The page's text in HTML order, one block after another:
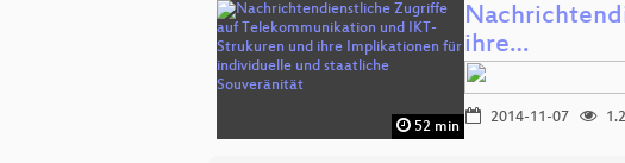
52 min
ihre…
2014-11-07